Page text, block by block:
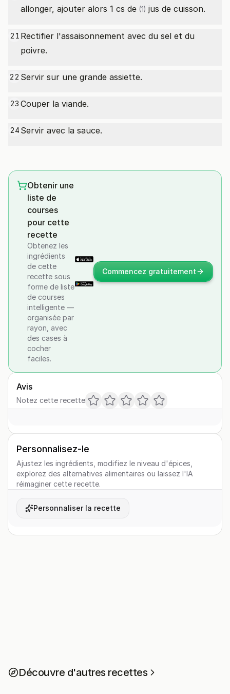
allonger, ajouter alors 1 cs de (1) jus de cuisson.
21 Rectifier l'assaisonnement avec du sel et du
poivre.
22 Servir sur une grande assiette.
23 Couper la viande.
24 Servir avec la sauce.
Obtenir une
liste de
courses
pour cette
recette
Obtenez les
ingrédients
de cette
recette sous
forme de liste
de courses
intelligente —
organisée par
rayon, avec
des cases à
cocher
faciles.
Commencez gratuitement
Avis
Notez cette recette
Personnalisez-le
Ajustez les ingrédients, modifiez le niveau d'épices,
explorez des alternatives alimentaires ou laissez l'IA
réimaginer cette recette.
Personnaliser la recette
Découvre d'autres recettes